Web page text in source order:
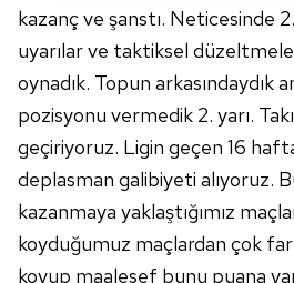
gösterilmeyecektir."
Sizlere daha iyi bir hizmet
Sitemizde kendimize ve üçüncü
kullanılmaktadır. Bu çerezler
verileriniz işlenmekte olup gerekli
toplumu hizmetlerinin sunulması
kullanılmaktadır. Diğer çerezler,
kılınması ve kişiselleştirilmesi ve
reklam/pazarlama faaliyetlerinin
sınırlı olarak açık rızanız
kazanç ve şanstı. Neticesinde
uyarılar ve taktiksel
oynadık. Topun arkasındaydık
pozisyonu vermedik 2. yarı.
geçiriyoruz. Ligin geçen 16
deplasman galibiyeti alıyoruz.
kazanmaya yaklaştığımız
koyduğumuz maçlardan çok
koyup maalesef bunu puana